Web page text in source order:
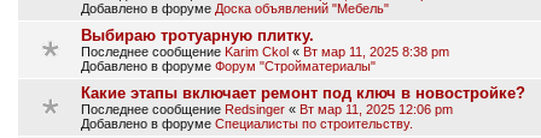
Добавлено в форуме Доска объявлений "Мебель"
Выбираю тротуарную плитку.
Последнее сообщение Karim Ckol « Вт мар 11, 2025 8:38 pm
Добавлено в форуме Форум "Стройматериалы"
Какие этапы включает ремонт под ключ в новостройке?
Последнее сообщение Redsinger « Вт мар 11, 2025 12:06 pm
Добавлено в форуме Специалисты по строительству.